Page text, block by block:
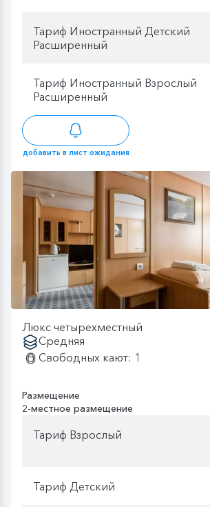
Тариф Иностранный Детский
Расширенный
Тариф Иностранный Взрослый
Расширенный
добавить в лист ожидания
Люкс четырехместный
Средняя
Свободных кают: 1
Размещение
2-местное размещение
Тариф Взрослый
Тариф Детский